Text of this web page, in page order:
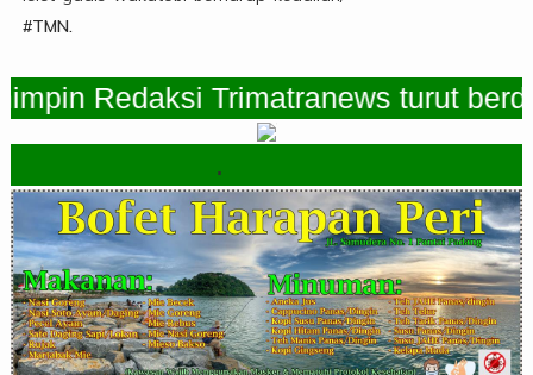
#TMN.
Redaksi Trimatranews turut